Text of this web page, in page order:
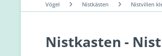
Vögel Nistkästen Nistvillen
Nistkasten -